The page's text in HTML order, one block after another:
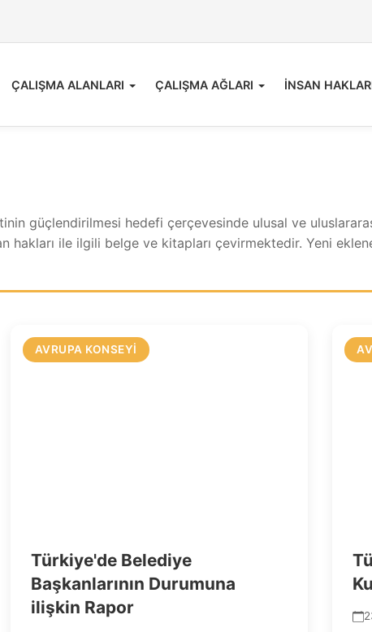
ÇALIŞMA ALANLARI ÇALIŞMA AĞLARI İNSAN
güçlendirilmesi hedefi çerçevesinde ulusal ve
hakları ile ilgili belge ve kitapları çevirmektedir. Yeni
AVRUPA KONSEYI
Türkiye'de Belediye
Başkanlarının Durumuna
ilişkin Rapor